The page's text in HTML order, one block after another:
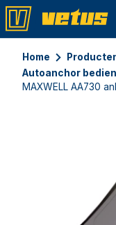
Home
Autoanchor
MAXWELL AA730